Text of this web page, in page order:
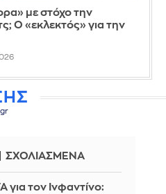
με στόχο την
Ο «εκλεκτός» για την
ΣΧΟΛΙΑΣΜΕΝΑ
για τον Ινφαντίνο: